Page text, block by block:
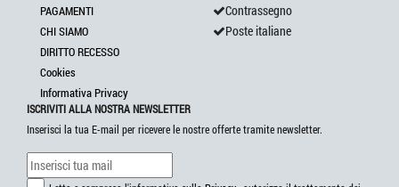
PAGAMENTI
CHI SIAMO
DIRITTO RECESSO
Cookies
Informativa Privacy
Contrassegno
Poste italiane
ISCRIVITI ALLA NOSTRA NEWSLETTER
Inserisci la tua E-mail per ricevere le nostre offerte tramite newsletter.